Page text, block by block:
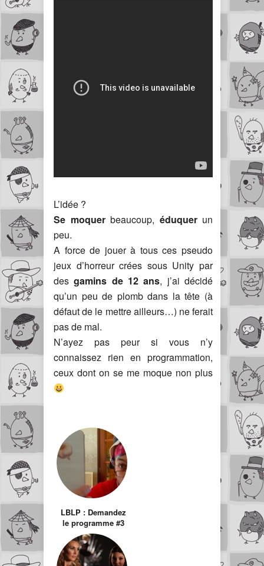
L’idée ?
Se moquerbeaucoup, éduquerun
peu.
A force de jouer à tous ces pseudo
jeux d’horreur crées sous Unity par
desgamins de 12 ans, j’ai décidé
qu’un peu de plomb dans la tête (à
défaut de le mettre ailleurs…) ne ferait
pas de mal.
N’ayez pas peur si vous n’y
connaissez rien en programmation,
ceux dont on se me moque non plus
LBLP : Demandez
le programme #3